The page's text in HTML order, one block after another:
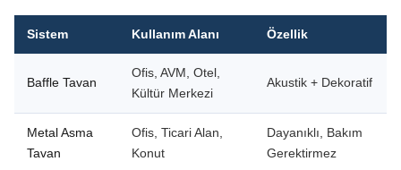
Sistem Kullanım Alanı Özellik
Baffle Tavan
Ofis, AVM, Otel,
Kültür Merkezi
Akustik + Dekoratif
Metal Asma
Tavan
Ofis, Ticari Alan,
Konut
Dayanıklı, Bakım
Gerektirmez